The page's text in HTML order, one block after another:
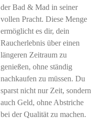
derBad & Mad in seiner
vollen Pracht. Diese Menge
ermöglicht es dir, dein
Raucherlebnis über einen
längeren Zeitraum zu
genießen, ohne ständig
nachkaufen zu müssen. Du
sparst nicht nur Zeit, sondern
auch Geld, ohne Abstriche
bei der Qualität zu machen.